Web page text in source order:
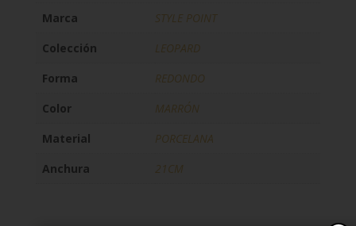
Marca
STYLE POINT
Colección
LEOPARD
Forma
REDONDO
Color
MARRÓN
Material
PORCELANA
Anchura
21CM